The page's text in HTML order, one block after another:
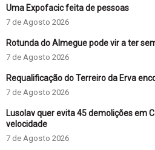
Uma Expofacic feita de pessoas
7 de Agosto 2026
Rotunda do Almegue pode vir a ter
7 de Agosto 2026
Requalificação do Terreiro da Erva
7 de Agosto 2026
Lusolav quer evita 45 demolições em
velocidade
7 de Agosto 2026